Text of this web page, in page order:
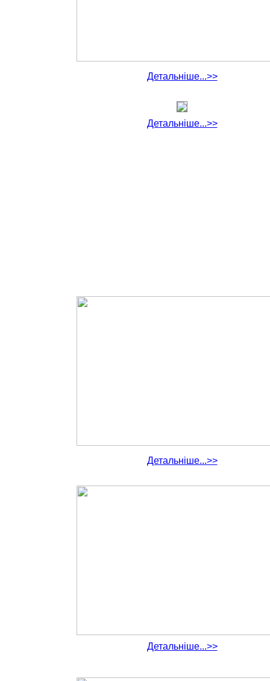
Детальніше...>>
Детальніше...>>
Детальніше...>>
Детальніше...>>